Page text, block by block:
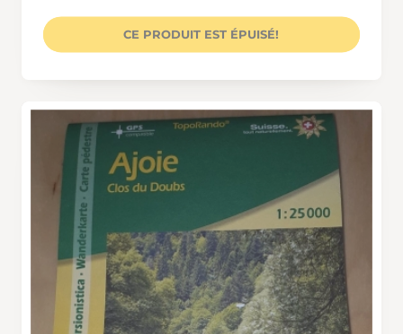
CE PRODUIT EST ÉPUISÉ!